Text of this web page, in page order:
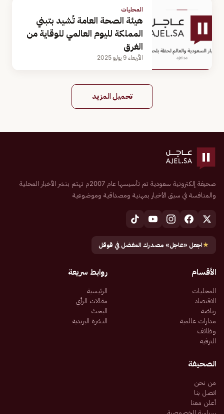
المحليات
هيئة الصحة العامة تُشيد بتبني
المملكة لليوم العالمي للوقاية من
الغرق
الأربعاء 9 يوليو 2025
تحميل المزيد
صحيفة إلكترونية سعودية تم تأسيسها عام 2007م تهتم بنشر الأخبار المحلية
والمنافسة في سبق الأخبار بمهنية ومصداقية وموضوعية
★اجعل «عاجل» مصدرك المفضل في قوقل
الأقسام
المحليات
الاقتصاد
رياضة
مدارات عالمية
وظائف
الترفيه
روابط سريعة
الرئيسية
مقالات الرأي
البحث
النشرة البريدية
الصحيفة
من نحن
اتصل بنا
أعلن معنا